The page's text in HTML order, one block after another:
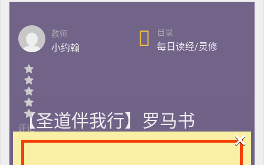
教师
小约翰
目录
每日读经/灵修
评论
【圣道伴我行】罗马书
×